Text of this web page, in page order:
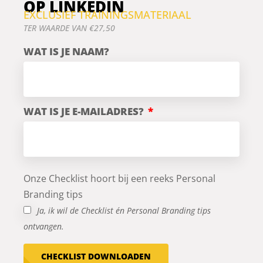
OP LINKEDIN
EXCLUSIEF TRAININGSMATERIAAL
TER WAARDE VAN €27,50
WAT IS JE NAAM?
WAT IS JE E-MAILADRES?
Onze Checklist hoort bij een reeks Personal
Branding tips
Ja, ik wil de Checklist én Personal Branding tips
ontvangen.
CHECKLIST DOWNLOADEN